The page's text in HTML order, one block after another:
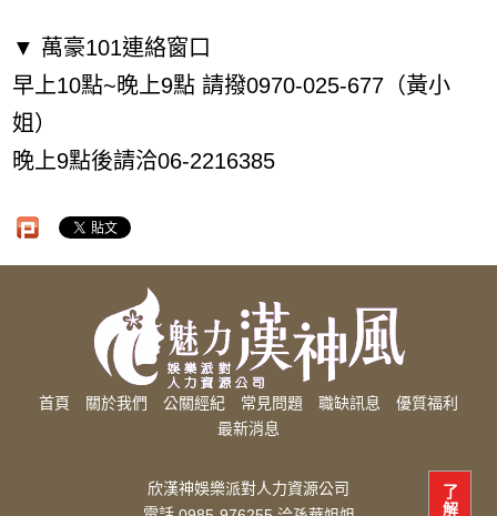
▼ 萬豪101連絡窗口
早上10點~晚上9點 請撥0970-025-677（黃小
姐）
晚上9點後請洽06-2216385
了
解
首頁 關於我們 公關經紀 常見問題 職缺訊息
優質福利
最新消息
欣漢神娛樂派對人力資源公司